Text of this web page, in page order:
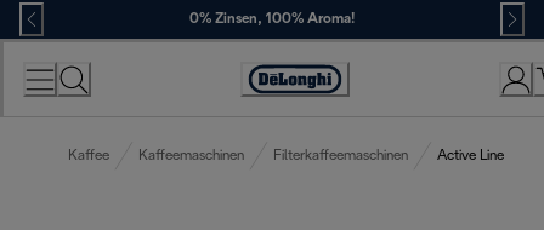
Skip
to
Content
0% Zinsen, 100% Aroma!
Erklärung
Zugänglichkeit
Kaffee Kaffeemaschinen Filterkaffeemaschinen Active Line